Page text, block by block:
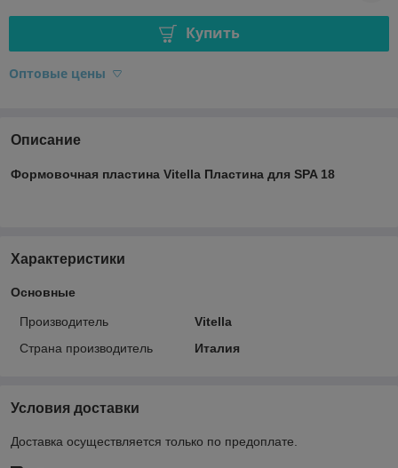
Купить
Оптовые цены
Описание
Формовочная пластина Vitella Пластина для SPA 18
Характеристики
Основные
Производитель
Vitella
Страна производитель
Италия
Условия доставки
Доставка осуществляется только по предоплате.